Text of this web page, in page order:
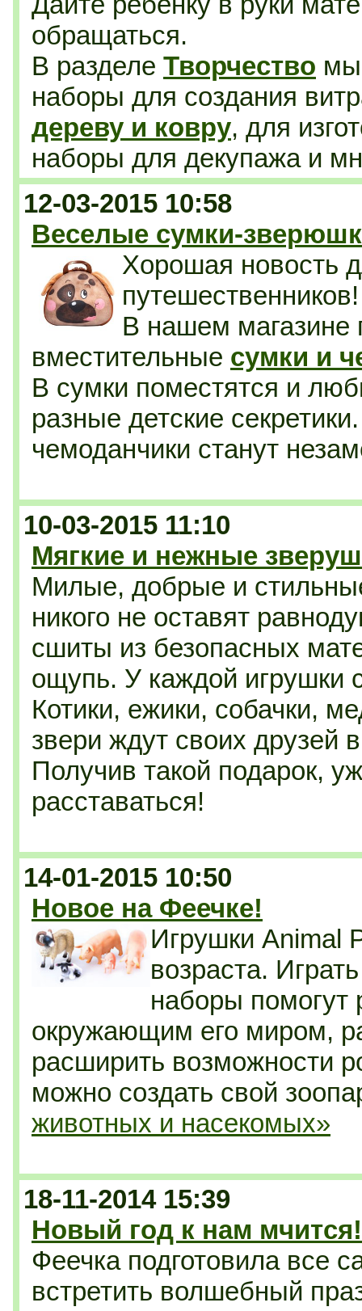
обращаться.
В разделе Творчество мы
наборы для создания
дереву и ковру, для
наборы для декупажа и
12-03-2015 10:58
Веселые сумки-
Хорошая новость
путешественников!
В нашем магазине
вместительные сумки и
В сумки поместятся и
разные детские
чемоданчики станут
10-03-2015 11:10
Мягкие и нежные
Милые, добрые и
никого не оставят
сшиты из безопасных
ощупь. У каждой игрушки
Котики, ежики, собачки,
звери ждут своих друзей
Получив такой подарок,
расставаться!
14-01-2015 10:50
Новое на Феечке!
Игрушки Animal
возраста.
наборы помогут
окружающим его миром,
расширить возможности
можно создать свой
животных и насекомых»
18-11-2014 15:39
Новый год к нам мчится!
Феечка подготовила все
встретить волшебный